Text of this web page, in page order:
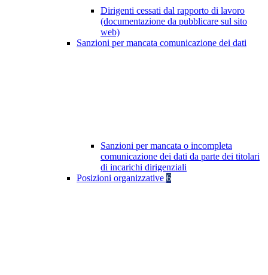
Dirigenti cessati dal rapporto di lavoro
(documentazione da pubblicare sul sito
web)
Sanzioni per mancata comunicazione dei dati
Sanzioni per mancata o incompleta
comunicazione dei dati da parte dei titolari
di incarichi dirigenziali
Posizioni organizzative 6